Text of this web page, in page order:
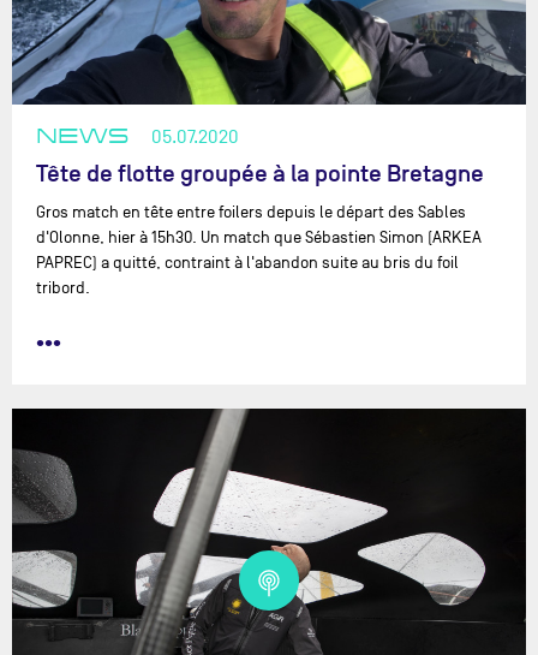
NEWS 05.07.2020
Tête de flotte groupée à la pointe Bretagne
Gros match en tête entre foilers depuis le départ des Sables
d'Olonne, hier à 15h30. Un match que Sébastien Simon (ARKEA
PAPREC) a quitté, contraint à l'abandon suite au bris du foil
tribord.
•••